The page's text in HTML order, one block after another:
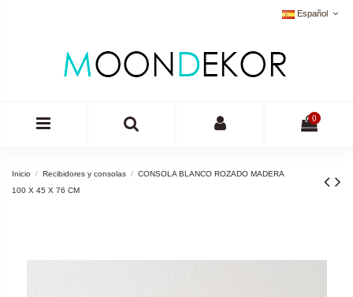
Español
0
Inicio Recibidores y consolas
CONSOLA BLANCO ROZADO MADERA
100 X 45 X 76 CM